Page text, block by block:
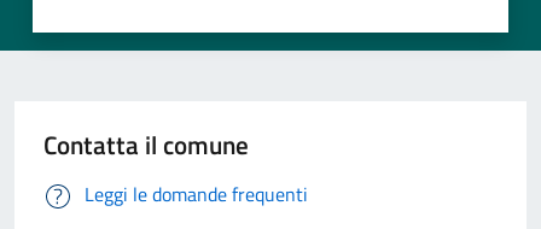
Contatta il comune
Leggi le domande frequenti